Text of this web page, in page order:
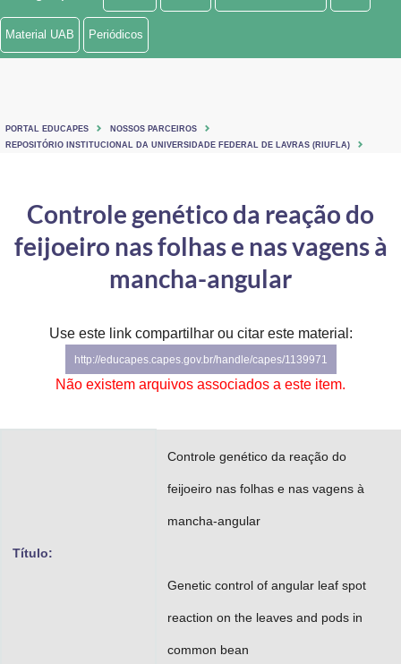
Ministério de Minas e Energia
Ministério do Turismo
Controladoria-Geral da União
Ministério da Mulher, da Família e dos Direitos Humanos
Secretaria de Governo
Gabinete de Segurança Institucional
Material UAB Periódicos
PORTAL EDUCAPES
NOSSOS PARCEIROS
REPOSITÓRIO INSTITUCIONAL DA UNIVERSIDADE FEDERAL DE LAVRAS (RIUFLA)
Controle genético da reação do
feijoeiro nas folhas e nas vagens à
mancha-angular
Use este link compartilhar ou citar este material:
http://educapes.capes.gov.br/handle/capes/1139971
Não existem arquivos associados a este item.
Título:
Controle genético da reação do
feijoeiro nas folhas e nas vagens à
mancha-angular
Genetic control of angular leaf spot
reaction on the leaves and pods in
common bean